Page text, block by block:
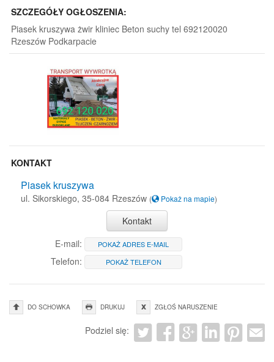
SZCZEGÓŁY OGŁOSZENIA:
Piasek kruszywa żwir kliniec Beton suchy tel 692120020
Rzeszów Podkarpacie
KONTAKT
Piasek kruszywa
ul. Sikorskiego, 35-084 Rzeszów ( Pokaż na mapie)
Kontakt
E-mail:
POKAŻ ADRES E-MAIL
Telefon: POKAŻ TELEFON
DO SCHOWKA DRUKUJ ZGŁOŚ NARUSZENIE
Podziel się: